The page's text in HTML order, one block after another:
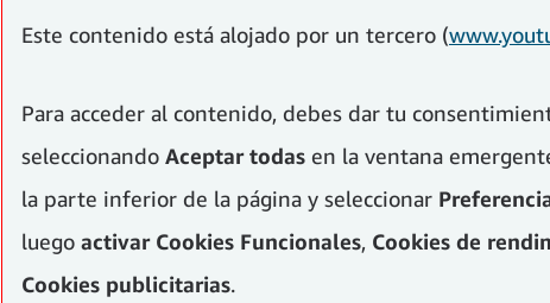
Este contenido está alojado por un tercero (
Para acceder al contenido, debes dar tu
seleccionando Aceptar todas en la ventana
la parte inferior de la página y seleccionar
luego activar Cookies Funcionales, Cookies de
Cookies publicitarias.